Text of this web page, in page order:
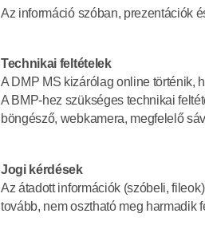
Az információ szóban, prezentációk
Technikai feltételek
A DMP MS kizárólag online történik,
A BMP-hez szükséges technikai
böngésző, webkamera, megfelelő
Jogi kérdések
Az átadott információk (szóbeli,
tovább, nem osztható meg harmadik